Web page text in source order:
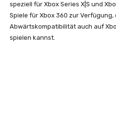
speziell für Xbox Series X|S und
Spiele für Xbox 360 zur Verfügung,
Abwärtskompatibilität auch auf
spielen kannst.